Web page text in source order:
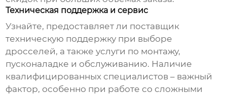
Техническая поддержка и сервис
Узнайте, предоставляет ли поставщик
техническую поддержку при выборе
дросселей, а также услуги по монтажу,
пусконаладке и обслуживанию. Наличие
квалифицированных специалистов – важный
фактор, особенно при работе со сложными